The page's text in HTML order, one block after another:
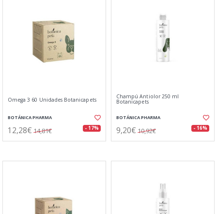
Omega 3 60 Unidades Botanicapets
BOTÁNICA PHARMA
12,28€ 14,81€ - 17%
Champú Antiolor 250 ml
Botanicapets
BOTÁNICA PHARMA
9,20€ 10,92€ - 16%